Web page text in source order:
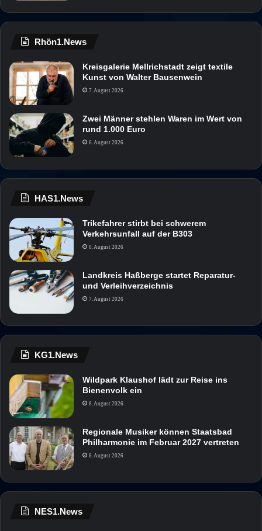
Rhön1.News
Kreisgalerie Mellrichstadt zeigt textile
Kunst von Walter Bausenwein
7. August 2026
Zwei Männer stehlen Waren im Wert von
rund 1.000 Euro
6. August 2026
HAS1.News
Trikefahrer stirbt bei schwerem
Verkehrsunfall auf der B303
8. August 2026
Landkreis Haßberge startet Reparatur-
und Verleihverzeichnis
7. August 2026
KG1.News
Wildpark Klaushof lädt zur Reise ins
Bienenvolk ein
8. August 2026
Regionale Musiker können Staatsbad
Philharmonie im Februar 2027 vertreten
8. August 2026
NES1.News